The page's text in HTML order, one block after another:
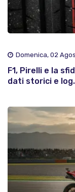
Domenica, 02
F1, Pirelli e la
dati storici e